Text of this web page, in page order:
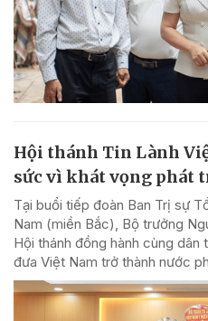
Hội thánh Tin Lành
sức vì khát vọng phát
Tại buổi tiếp đoàn Ban Trị sự
Nam (miền Bắc), Bộ trưởng
Hội thánh đồng hành cùng
đưa Việt Nam trở thành nước